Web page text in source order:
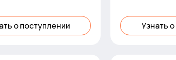
о поступлении Узнать